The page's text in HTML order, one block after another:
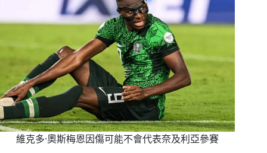
維克多·奧斯梅恩因傷可能不會代表奈及利亞參賽